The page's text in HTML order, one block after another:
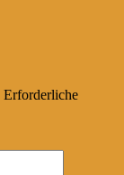
Erforderliche